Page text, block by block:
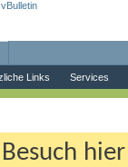
Links Services